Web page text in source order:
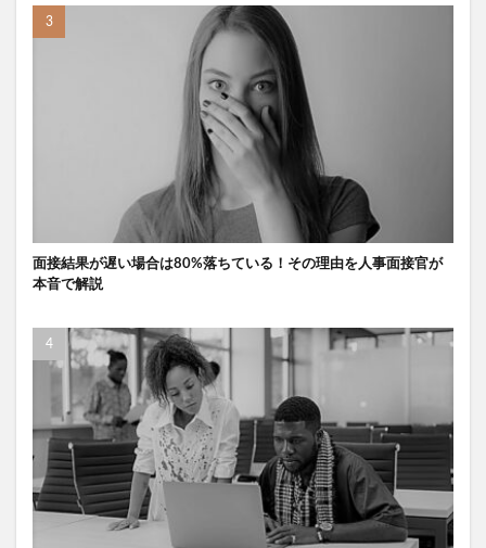
面接結果が遅い場合は80%落ちている！その理由を人事面接官が
本音で解説